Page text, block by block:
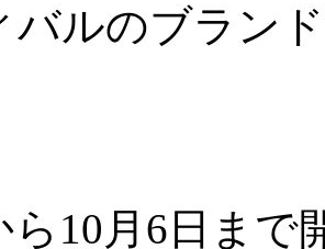
バルのブラン
ら10月6日ま